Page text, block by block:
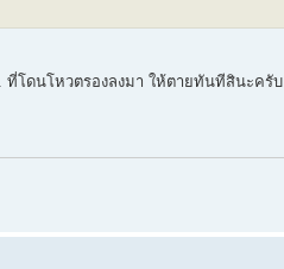
ที่โดนโหวตรองลงมา ให้ตายทันทีสินะครับ